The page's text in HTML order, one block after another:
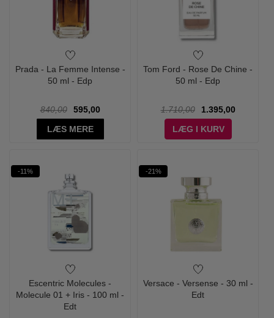
Prada - La Femme Intense -
50 ml - Edp
840,00
595,00
LÆS MERE
Tom Ford - Rose De Chine -
50 ml - Edp
1.710,00
1.395,00
LÆG I KURV
-11%
Escentric Molecules -
Molecule 01 + Iris - 100 ml -
Edt
-21%
Versace - Versense - 30 ml -
Edt